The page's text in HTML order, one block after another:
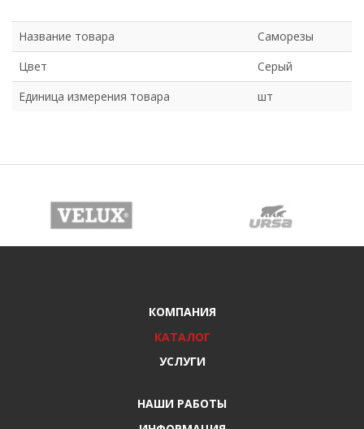
Название товара
Саморезы
Цвет
Серый
Единица измерения товара
шт
КОМПАНИЯ
КАТАЛОГ
УСЛУГИ
НАШИ РАБОТЫ